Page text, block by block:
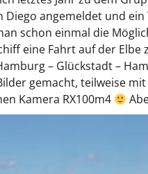
Diego angemeldet und ein
schon einmal die
eine Fahrt auf der Elbe
– Glückstadt –
gemacht, teilweise
Kamera RX100m4